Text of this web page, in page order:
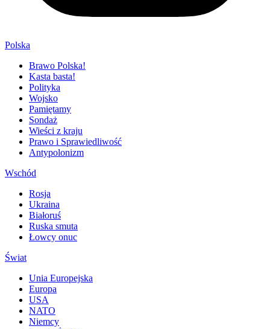
Polska
Brawo Polska!
Kasta basta!
Polityka
Wojsko
Pamiętamy
Sondaż
Wieści z kraju
Prawo i Sprawiedliwość
Antypolonizm
Wschód
Rosja
Ukraina
Białoruś
Ruska smuta
Łowcy onuc
Świat
Unia Europejska
Europa
USA
NATO
Niemcy